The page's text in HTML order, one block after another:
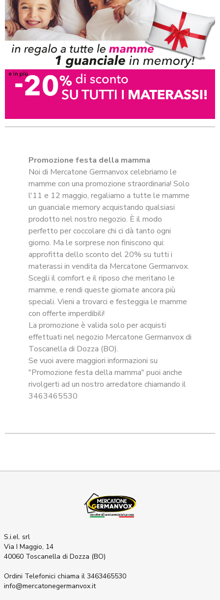
Promozione festa della mamma
Noi di Mercatone Germanvox celebriamo le
mamme con una promozione straordinaria! Solo
l'11 e 12 maggio, regaliamo a tutte le mamme
un guanciale memory acquistando qualsiasi
prodotto nel nostro negozio. È il modo
perfetto per coccolare chi ci dà tanto ogni
giorno. Ma le sorprese non finiscono qui:
approfitta dello sconto del 20% su tutti i
materassi in vendita da Mercatone Germanvox.
Scegli il comfort e il riposo che meritano le
mamme, e rendi queste giornate ancora più
speciali. Vieni a trovarci e festeggia le mamme
con offerte imperdibili!
La promozione è valida solo per acquisti
effettuati nel negozio Mercatone Germanvox di
Toscanella di Dozza (BO).
Se vuoi avere maggiori informazioni su
"Promozione festa della mamma" puoi anche
rivolgerti ad un nostro arredatore chiamando il
3463465530
S.i.el. srl
Via I Maggio, 14
40060 Toscanella di Dozza (BO)
Ordini Telefonici chiama il 3463465530
info@mercatonegermanvox.it